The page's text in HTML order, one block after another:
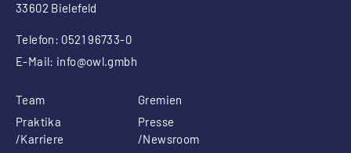
33602 Bielefeld
Telefon: 0521 96733-0
E-Mail: info@owl.gmbh
Team
Gremien
Praktika
/Karriere
Presse
/Newsroom